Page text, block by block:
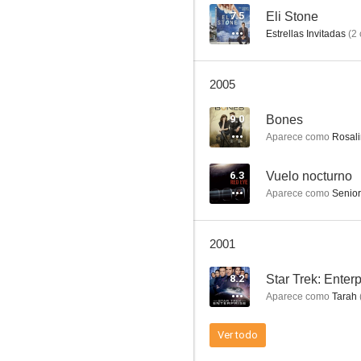
7.0
7.5 Eli Stone
Estrellas Invitadas (2
2005
9.0 Bones
Aparece como
6.3 Vuelo nocturno
Aparece como
2001
8.2 Star Trek:
Aparece como Tarah
Ver todo